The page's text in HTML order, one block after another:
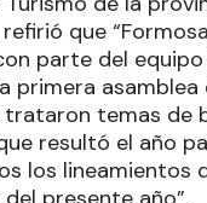
refirió que
parte del
primera asamblea
trataron temas de
resultó el año
los lineamientos